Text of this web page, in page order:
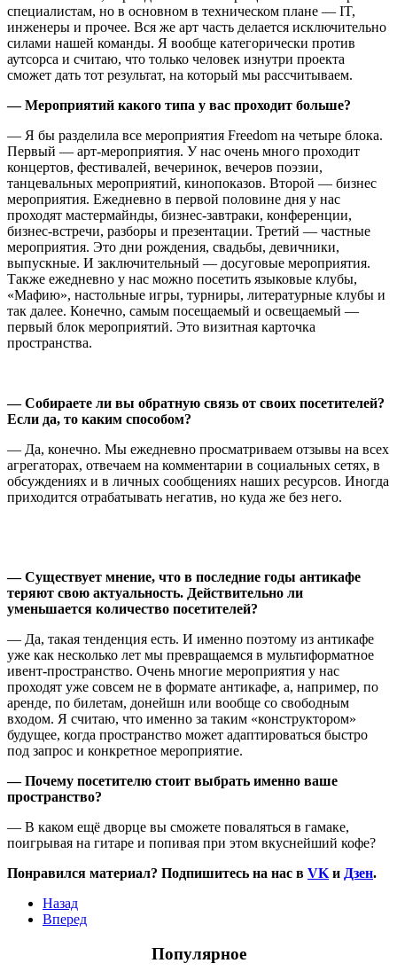
специалистам, но в основном в техническом плане — IT,
инженеры и прочее. Вся же арт часть делается исключительно
силами нашей команды. Я вообще категорически против
аутсорса и считаю, что только человек изнутри проекта
сможет дать тот результат, на который мы рассчитываем.
— Мероприятий какого типа у вас проходит больше?
— Я бы разделила все мероприятия Freedom на четыре блока.
Первый — арт-мероприятия. У нас очень много проходит
концертов, фестивалей, вечеринок, вечеров поэзии,
танцевальных мероприятий, кинопоказов. Второй — бизнес
мероприятия. Ежедневно в первой половине дня у нас
проходят мастермайнды, бизнес-завтраки, конференции,
бизнес-встречи, разборы и презентации. Третий — частные
мероприятия. Это дни рождения, свадьбы, девичники,
выпускные. И заключительный — досуговые мероприятия.
Также ежедневно у нас можно посетить языковые клубы,
«Мафию», настольные игры, турниры, литературные клубы и
так далее. Конечно, самым посещаемый и освещаемый —
первый блок мероприятий. Это визитная карточка
пространства.
— Собираете ли вы обратную связь от своих посетителей?
Если да, то каким способом?
— Да, конечно. Мы ежедневно просматриваем отзывы на всех
агрегаторах, отвечаем на комментарии в социальных сетях, в
обсуждениях и в личных сообщениях наших ресурсов. Иногда
приходится отрабатывать негатив, но куда же без него.
— Существует мнение, что в последние годы антикафе
теряют свою актуальность. Действительно ли
уменьшается количество посетителей?
— Да, такая тенденция есть. И именно поэтому из антикафе
уже как несколько лет мы превращаемся в мультиформатное
ивент-пространство. Очень многие мероприятия у нас
проходят уже совсем не в формате антикафе, а, например, по
аренде, по билетам, донейшн или вообще со свободным
входом. Я считаю, что именно за таким «конструктором»
будущее, когда пространство может адаптироваться быстро
под запрос и конкретное мероприятие.
— Почему посетителю стоит выбрать именно ваше
пространство?
— В каком ещё дворце вы сможете поваляться в гамаке,
поигрывая на гитаре и попивая при этом вкуснейший кофе?
Понравился материал? Подпишитесь на нас в VKи Дзен.
Назад
Вперед
Популярное